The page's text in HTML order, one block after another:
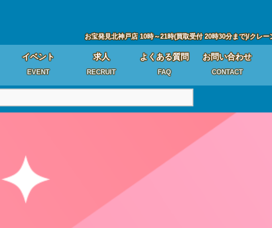
お宝発見北神戸店 10時～21時(買取受付 20時30分まで)/クレ
イベント
EVENT
求人
RECRUIT
よくある質問
FAQ
お問い合わせ
CONTACT